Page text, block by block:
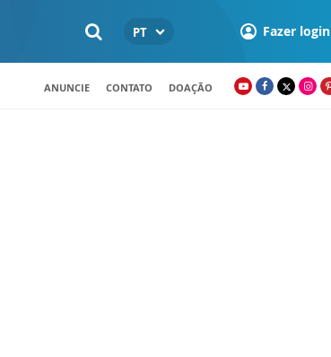
PT Fazer login
ANUNCIE CONTATO DOAÇÃO